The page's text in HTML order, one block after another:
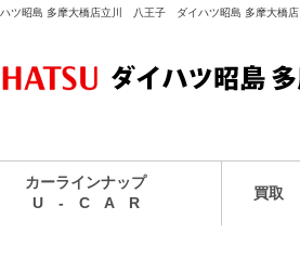
ツ昭島 多摩大橋店立川 八王子 ダイハツ昭島 多摩大橋店
カーラインナップ
U - C A R
買取